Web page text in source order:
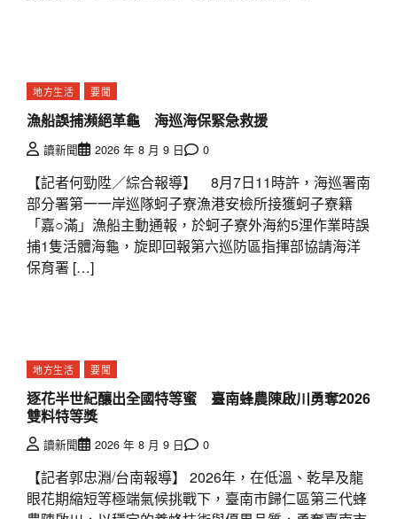
地方生活 要聞
漁船誤捕瀕絕革龜 海巡海保緊急救援
讀新聞 2026 年 8 月 9 日 0
【記者何勁陞／綜合報導】 8月7日11時許，海巡署南
部分署第一一岸巡隊蚵子寮漁港安檢所接獲蚵子寮籍
「嘉○滿」漁船主動通報，於蚵子寮外海約5浬作業時誤
捕1隻活體海龜，旋即回報第六巡防區指揮部協請海洋
保育署 […]
地方生活 要聞
逐花半世紀釀出全國特等蜜 臺南蜂農陳啟川勇奪2026
雙料特等獎
讀新聞 2026 年 8 月 9 日 0
【記者郭忠淵/台南報導】 2026年，在低溫、乾旱及龍
眼花期縮短等極端氣候挑戰下，臺南市歸仁區第三代蜂